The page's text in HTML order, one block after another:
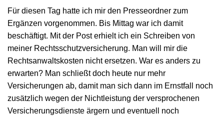
Für diesen Tag hatte ich mir den Presseordner zum
Ergänzen vorgenommen. Bis Mittag war ich damit
beschäftigt. Mit der Post erhielt ich ein Schreiben von
meiner Rechtsschutzversicherung. Man will mir die
Rechtsanwaltskosten nicht ersetzen. War es anders zu
erwarten? Man schließt doch heute nur mehr
Versicherungen ab, damit man sich dann im Ernstfall noch
zusätzlich wegen der Nichtleistung der versprochenen
Versicherungsdienste ärgern und eventuell noch